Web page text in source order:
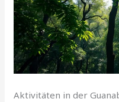
Aktivitäten in der